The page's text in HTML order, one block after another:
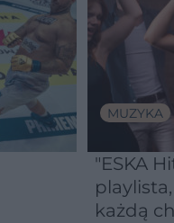
MUZYKA
"ESKA
każdą